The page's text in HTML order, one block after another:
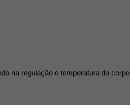
na regulação e temperatura do